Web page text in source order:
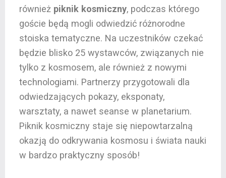
również piknik kosmiczny, podczas którego
goście będą mogli odwiedzić różnorodne
stoiska tematyczne. Na uczestników czekać
będzie blisko 25 wystawców, związanych nie
tylko z kosmosem, ale również z nowymi
technologiami. Partnerzy przygotowali dla
odwiedzających pokazy, eksponaty,
warsztaty, a nawet seanse w planetarium.
Piknik kosmiczny staje się niepowtarzalną
okazją do odkrywania kosmosu i świata nauki
w bardzo praktyczny sposób!